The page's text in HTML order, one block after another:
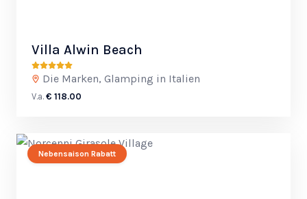
Villa Alwin Beach
Die Marken, Glamping in Italien
V.a. € 118.00
Nebensaison Rabatt